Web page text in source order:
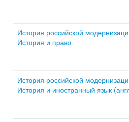
История российской
История и право
История российской
История и иностранный язык